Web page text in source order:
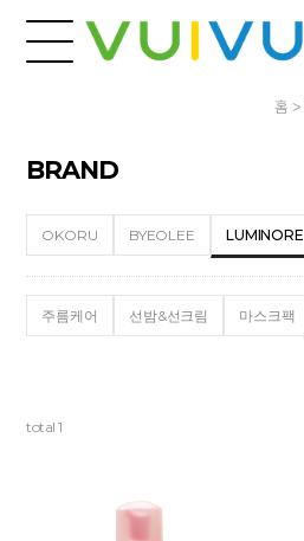
홈
BRAND
OKORU BYEOLEE LUMINORE
주름케어 선밤&선크림 마스크팩
total 1